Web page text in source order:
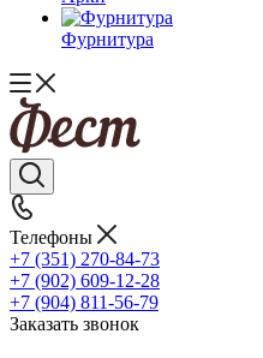
Фурнитура
Телефоны
+7 (351) 270-84-73
+7 (902) 609-12-28
+7 (904) 811-56-79
Заказать звонок